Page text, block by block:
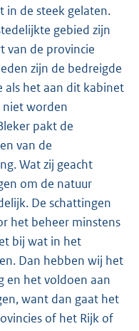
de steek gelaten.
gebied zijn
van de provincie
zijn de bedreigde
als het aan dit kabinet
worden
pakt de
van de
Wat zij geacht
om de natuur
De schattingen
het beheer minstens
bij wat in het
Dan hebben wij het
en het voldoen aan
want dan gaat het
of het Rijk of